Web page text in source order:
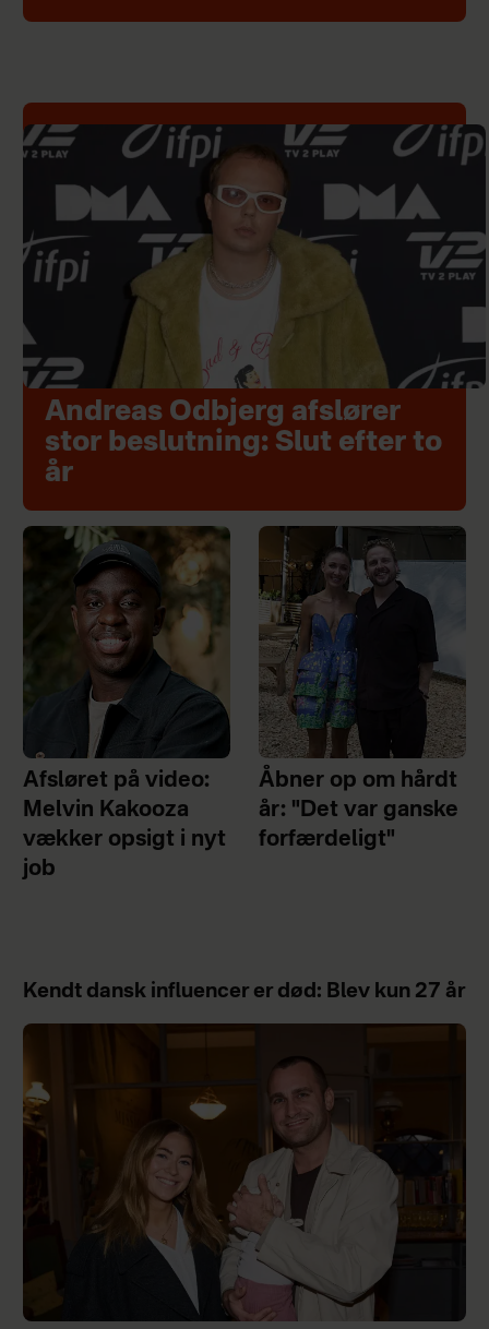
Andreas Odbjerg afslører
stor beslutning: Slut efter to
år
Afsløret på video:
Melvin Kakooza
vækker opsigt i nyt
job
Åbner op om hårdt
år: "Det var ganske
forfærdeligt"
Kendt dansk influencer er død: Blev kun 27 år